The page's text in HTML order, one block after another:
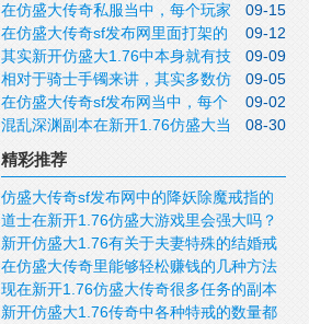
的一种很好的方式
能够进入藏宝阁的两种方法
09-15
在仿盛大传奇私服当中，每个玩家
加入行会的目标是不一样的
09-12
在仿盛大传奇sf发布网里面打架的
时候报仇找错人了怎么办？
09-09
其实新开仿盛大1.76中本身就有技
能残卷都是可以通过活动来直接购入到的
09-05
相对于骑士手镯来讲，其实多数仿
盛大传奇私服战士还是更愿意使用到死神
手镯
09-02
在仿盛大传奇sf发布网当中，每个
职业都设计了十几个不同的技能
08-30
混乱深渊副本在新开1.76仿盛大当
中是分为多个关卡的
精彩推荐
仿盛大传奇sf发布网中的降妖除魔戒指的
能力是很强大的
道士在新开1.76仿盛大游戏里会强大吗？
新开仿盛大1.76有关于夫妻特殊的结婚戒
指方面有哪些注意事项？
在仿盛大传奇里能够轻松赚钱的几种方法
是什么呢？
现在新开1.76仿盛大传奇很多任务的副本
都是需要通过NPC才能够进入到其中的
新开仿盛大1.76传奇中各种特戒的数量都